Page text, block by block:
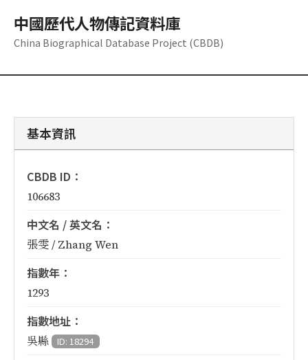
中國歷代人物傳記資料庫
China Biographical Database Project (CBDB)
基本資訊
CBDB ID：
106683
中文名 / 英文名：
張雯 / Zhang Wen
指數年：
1293
指數地址：
吳縣 ID: 18294